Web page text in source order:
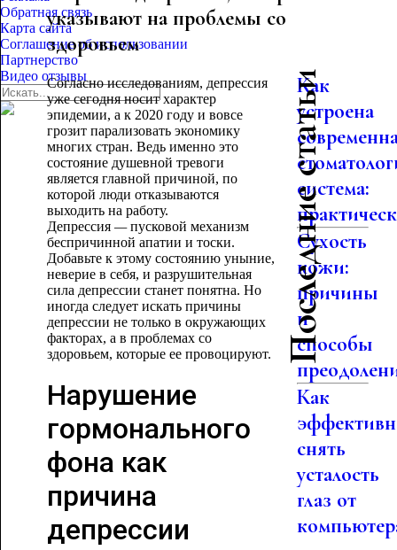
Обратная связь
Карта сайта
Соглашение об использовании
Партнерство
Видео отзывы
указывают на проблемы со
здоровьем
Согласно исследованиям, депрессия
уже сегодня носит характер
эпидемии, а к 2020 году и вовсе
грозит парализовать экономику
многих стран. Ведь именно это
состояние душевной тревоги
является главной причиной, по
которой люди отказываются
выходить на работу.
Депрессия —пусковой механизм
беспричинной апатии и тоски.
Добавьте к этому состоянию уныние,
неверие в себя, и разрушительная
сила депрессии станет понятна. Но
иногда следует искать причины
депрессии не только в окружающих
факторах, а в проблемах со
здоровьем, которые ее провоцируют.
Нарушение
гормонального
фона как
причина
депрессии
Последние статьи
Как
устроена
система:
Сухость
кожи:
причины
и
способы
Как
снять
усталость
глаз от